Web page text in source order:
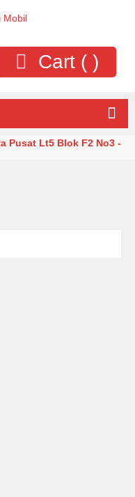
Cart ()
Pusat Lt5 Blok F2 No3 -